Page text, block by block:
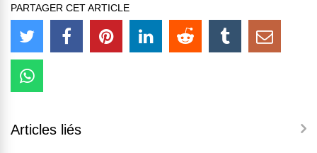
PARTAGER CET ARTICLE
Articles liés